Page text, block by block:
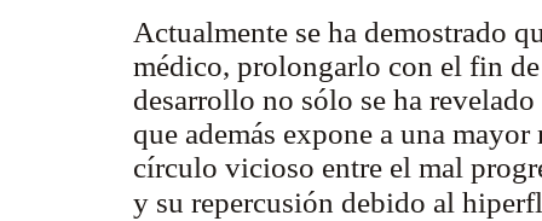
Actualmente se ha demostrado
médico, prolongarlo con el fin
desarrollo no sólo se ha
que además expone a una
círculo vicioso entre el mal
y su repercusión debido al